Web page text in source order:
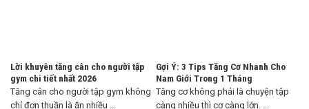
Lời khuyên tăng cân cho người tập
gym chi tiết nhất 2026
Tăng cân cho người tập gym không
chỉ đơn thuần là ăn nhiều ...
Gợi Ý: 3 Tips Tăng Cơ Nhanh Cho
Nam Giới Trong 1 Tháng
Tăng cơ không phải là chuyện tập
càng nhiều thì cơ càng lớn. ...